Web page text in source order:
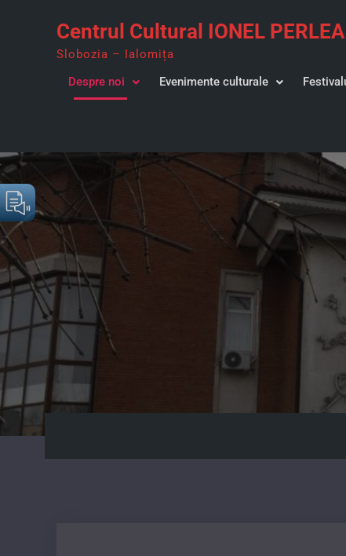
Centrul Cultural IONEL PERLEA
Slobozia – Ialomița
Despre noi
Evenimente culturale